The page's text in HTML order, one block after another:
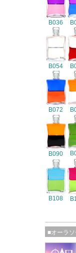
B036
B054
B072
B090
B108
■オーラ